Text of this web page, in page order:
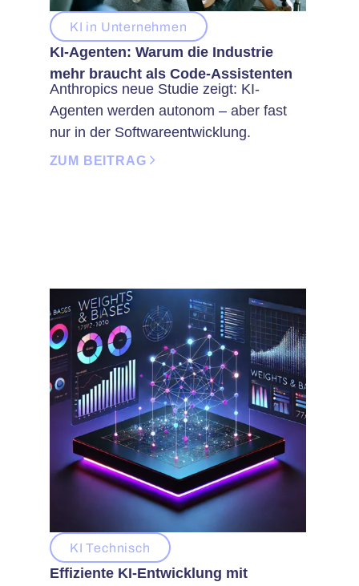
KI in Unternehmen
KI-Agenten: Warum die Industrie
mehr braucht als Code-Assistenten
Anthropics neue Studie zeigt: KI-
Agenten werden autonom – aber fast
nur in der Softwareentwicklung.
ZUM BEITRAG
KI Technisch
Effiziente KI-Entwicklung mit